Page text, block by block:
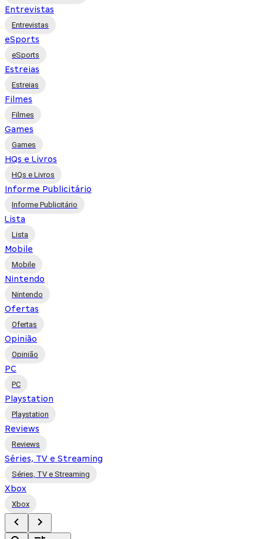
Entrevistas
Entrevistas
eSports
eSports
Estreias
Estreias
Filmes
Filmes
Games
Games
HQs e Livros
HQs e Livros
Informe Publicitário
Informe Publicitário
Lista
Lista
Mobile
Mobile
Nintendo
Nintendo
Ofertas
Ofertas
Opinião
Opinião
PC
PC
Playstation
Playstation
Reviews
Reviews
Séries, TV e Streaming
Séries, TV e Streaming
Xbox
Xbox